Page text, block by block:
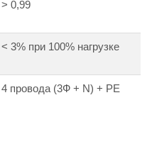
> 0,99
< 3% при 100% нагрузке
4 провода (3Ф + N) + РЕ